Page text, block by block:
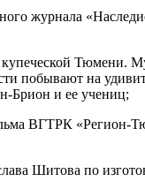
журнала
Тюмени.
побывают на
Брион и ее учениц;
ВГТРК «Регион-
Шитова по